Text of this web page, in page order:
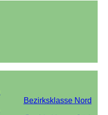
Bezirksklasse Nord